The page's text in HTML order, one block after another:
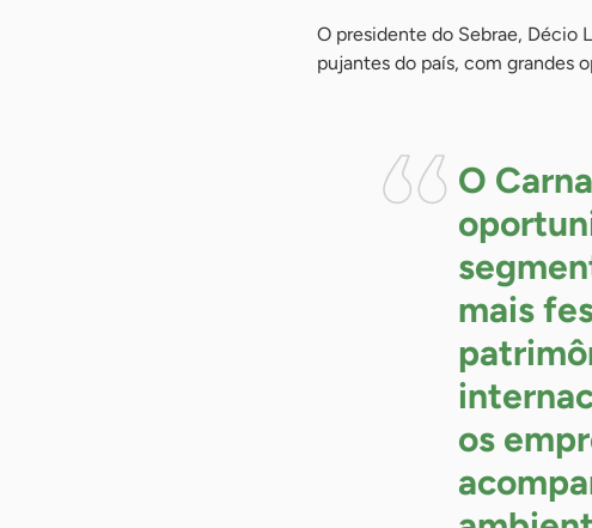
O presidente do Sebrae, Décio
pujantes do país, com grandes
O
mais
os